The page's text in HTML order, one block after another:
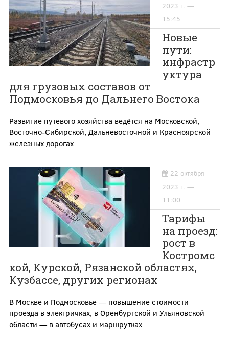
2023 г. —
15:45
Новые
пути:
инфрастр
уктура
для грузовых составов от
Подмосковья до Дальнего Востока
Развитие путевого хозяйства ведётся на Московской,
Восточно-Сибирской, Дальневосточной и Красноярской
железных дорогах
22 октября
2023 г. —
11:00
Тарифы
на проезд:
рост в
Костромс
кой, Курской, Рязанской областях,
Кузбассе, других регионах
В Москве и Подмосковье — повышение стоимости
проезда в электричках, в Оренбургской и Ульяновской
области — в автобусах и маршрутках